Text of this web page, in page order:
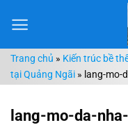
đến
dungTrang chủ » Kiến trúc bề
tại Quảng Ngãi » lang-mo-
lang-mo-da-